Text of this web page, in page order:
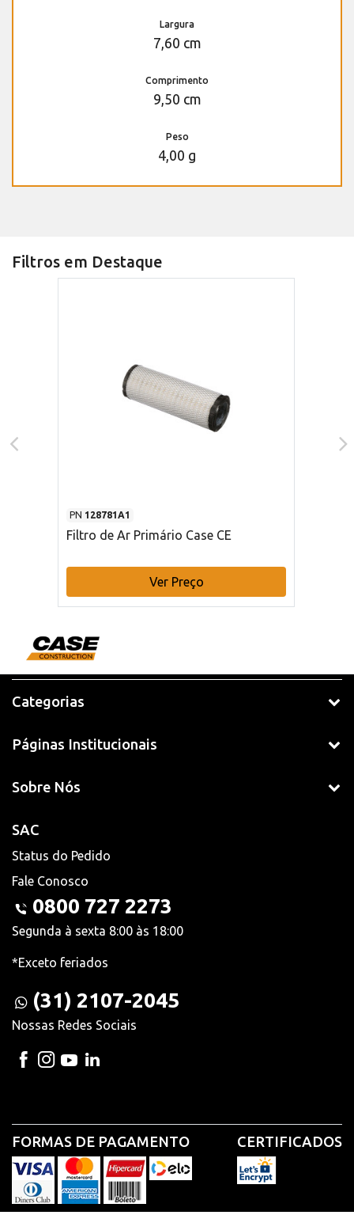
Largura
7,60 cm
Comprimento
9,50 cm
Peso
4,00 g
Filtros em Destaque
PN 128781A1
Filtro de Ar Primário Case CE
Ver Preço
Categorias
Páginas Institucionais
Sobre Nós
SAC
Status do Pedido
Fale Conosco
0800 727 2273
Segunda à sexta 8:00 às 18:00
*Exceto feriados
(31) 2107-2045
Nossas Redes Sociais
FORMAS DE PAGAMENTO CERTIFICADOS